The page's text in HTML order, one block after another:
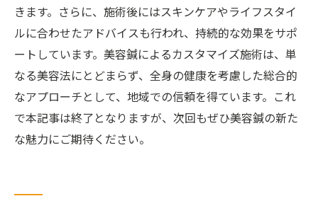
きます。さらに、施術後にはスキンケアやライフスタイ
ルに合わせたアドバイスも行われ、持続的な効果をサポ
ートしています。美容鍼によるカスタマイズ施術は、単
なる美容法にとどまらず、全身の健康を考慮した総合的
なアプローチとして、地域での信頼を得ています。これ
で本記事は終了となりますが、次回もぜひ美容鍼の新た
な魅力にご期待ください。